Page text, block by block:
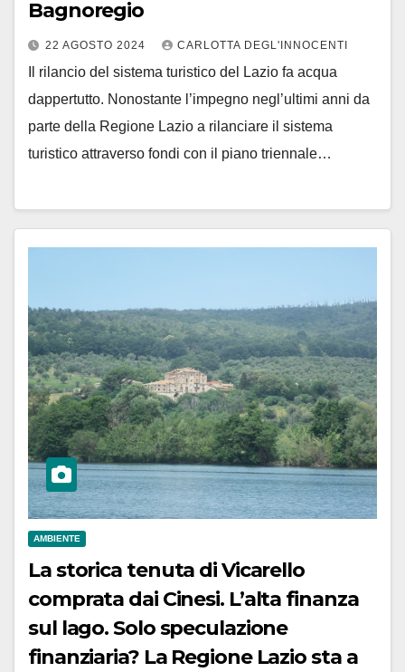
Bagnoregio
22 AGOSTO 2024 CARLOTTA DEGL'INNOCENTI
Il rilancio del sistema turistico del Lazio fa acqua
dappertutto. Nonostante l’impegno negl’ultimi anni da
parte della Regione Lazio a rilanciare il sistema
turistico attraverso fondi con il piano triennale…
AMBIENTE
La storica tenuta di Vicarello
comprata dai Cinesi. L’alta finanza
sul lago. Solo speculazione
finanziaria? La Regione Lazio sta a